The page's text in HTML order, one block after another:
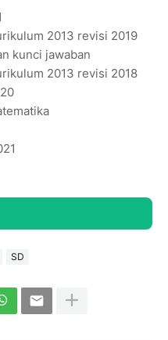
2013 revisi 2019
kunci jawaban
2013 revisi 2018
SD